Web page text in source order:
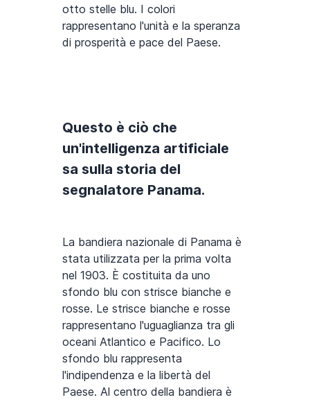
otto stelle blu. I colori
rappresentano l'unità e la speranza
di prosperità e pace del Paese.
Questo è ciò che
un'intelligenza artificiale
sa sulla storia del
segnalatore Panama.
La bandiera nazionale di Panama è
stata utilizzata per la prima volta
nel 1903. È costituita da uno
sfondo blu con strisce bianche e
rosse. Le strisce bianche e rosse
rappresentano l'uguaglianza tra gli
oceani Atlantico e Pacifico. Lo
sfondo blu rappresenta
l'indipendenza e la libertà del
Paese. Al centro della bandiera è